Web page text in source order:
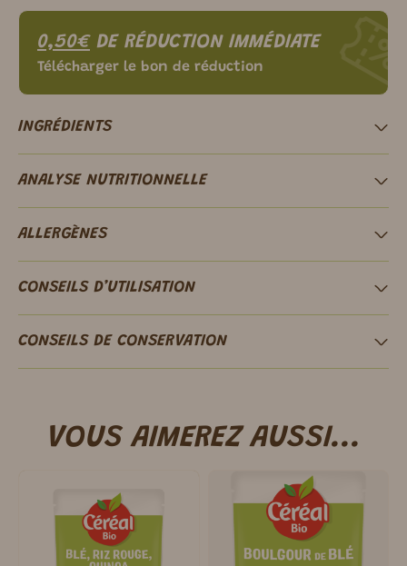
0,50€DE RÉDUCTION IMMÉDIATE
Télécharger le bon de réduction
INGRÉDIENTS
ANALYSE NUTRITIONNELLE
ALLERGÈNES
CONSEILS D’UTILISATION
CONSEILS DE CONSERVATION
VOUS AIMEREZ AUSSI...